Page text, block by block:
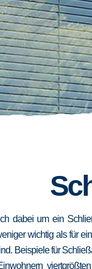
dabei um ein
wichtig als für
Beispiele für